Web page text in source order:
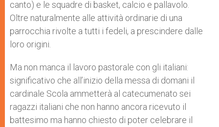
canto) e le squadre di basket, calcio e pallavolo.
Oltre naturalmente alle attività ordinarie di una
parrocchia rivolte a tutti i fedeli, a prescindere dalle
loro origini.
Ma non manca il lavoro pastorale con gli italiani:
significativo che all’inizio della messa di domani il
cardinale Scola ammetterà al catecumenato sei
ragazzi italiani che non hanno ancora ricevuto il
battesimo ma hanno chiesto di poter celebrare il